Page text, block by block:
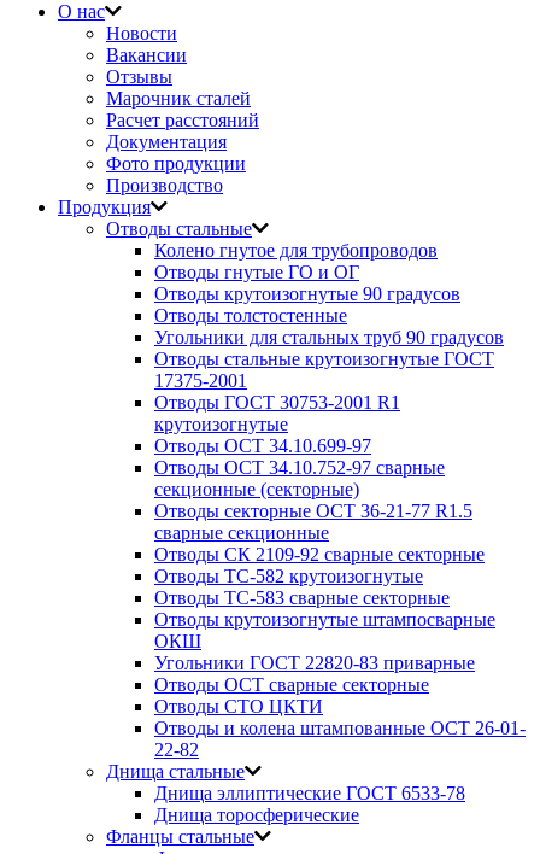
О нас
Новости
Вакансии
Отзывы
Марочник сталей
Расчет расстояний
Документация
Фото продукции
Производство
Продукция
Отводы стальные
Колено гнутое для трубопроводов
Отводы гнутые ГО и ОГ
Отводы крутоизогнутые 90 градусов
Отводы толстостенные
Угольники для стальных труб 90 градусов
Отводы стальные крутоизогнутые ГОСТ
17375-2001
Отводы ГОСТ 30753-2001 R1
крутоизогнутые
Отводы ОСТ 34.10.699-97
Отводы ОСТ 34.10.752-97 сварные
секционные (секторные)
Отводы секторные ОСТ 36-21-77 R1.5
сварные секционные
Отводы СК 2109-92 сварные секторные
Отводы ТС-582 крутоизогнутые
Отводы ТС-583 сварные секторные
Отводы крутоизогнутые штампосварные
ОКШ
Угольники ГОСТ 22820-83 приварные
Отводы ОСТ сварные секторные
Отводы СТО ЦКТИ
Отводы и колена штампованные ОСТ 26-01-
22-82
Днища стальные
Днища эллиптические ГОСТ 6533-78
Днища торосферические
Фланцы стальные